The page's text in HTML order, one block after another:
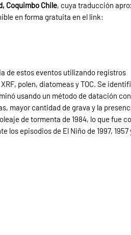
Coquimbo Chile, cuya traducción
en forma gratuita en el link:
de estos eventos utilizando registros
polen, diatomeas y TOC. Se
usando un método de datación
mayor cantidad de grava y la
de tormenta de 1984, lo que fue
episodios de El Niño de 1997, 1957